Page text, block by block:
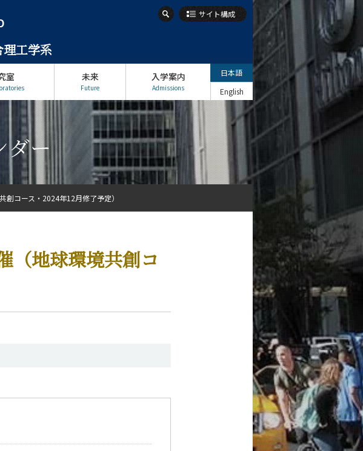
工学系
サイト構成
室 未来
Future
入学案内
Admissions
日本語
English
ダー
（地球環境共創コ
創コース・2024年12月修了予定）